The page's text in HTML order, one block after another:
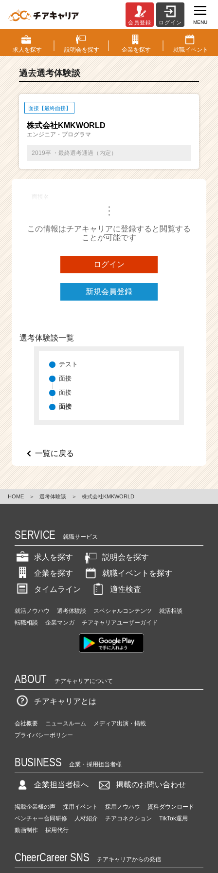
S・
選
考
験
ベ
ン
チ
ー・
成
ら
ス
ト
が
届
く
r
r
会員登録 ログイン MENU
求人を探す 説明会を探す 企業を探す 就職イベント
過去選考体験談
面接【最終面接】
株式会社KMKWORLD
エンジニア・プログラマ
2019卒 ・最終選考通過（内定）
面接名
・・・
この情報はチアキャリアに登録すると閲覧する
ことが可能です
ログイン
新規会員登録
選考体験談一覧
テスト
面接
面接
面接
一覧に戻る
HOME ＞ 選考体験談 ＞ 株式会社KMKWORLD
SERVICE 就職サービス
求人を探す
説明会を探す
企業を探す
就職イベントを探す
タイムライン
適性検査
就活ノウハウ 選考体験談 スペシャルコンテンツ
就活相談
転職相談
企業マンガ チアキャリアユーザーガイド
ABOUT チアキャリアについて
チアキャリアとは
会社概要 ニュースルーム
メディア出演・掲載
プライバシーポリシー
BUSINESS 企業・採用担当者様
企業担当者様へ 掲載のお問い合わせ
掲載企業様の声 採用イベント 採用ノウハウ
資料ダウンロード
ベンチャー合同研修
人材紹介 チアコネクション
TikTok運用
動画制作
採用代行
CheerCareer SNS チアキャリアからの発信